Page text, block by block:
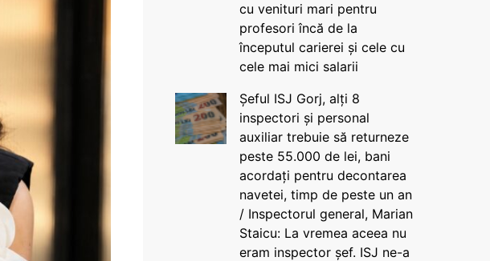
cu venituri mari pentru
profesori încă de la
începutul carierei și cele cu
cele mai mici salarii
Șeful ISJ Gorj, alți 8
inspectori și personal
auxiliar trebuie să returneze
peste 55.000 de lei, bani
acordați pentru decontarea
navetei, timp de peste un an
/ Inspectorul general, Marian
Staicu: La vremea aceea nu
eram inspector șef. ISJ ne-a